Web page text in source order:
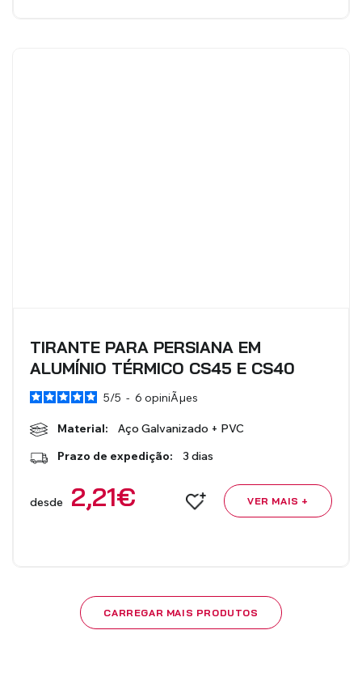
TIRANTE PARA PERSIANA EM
ALUMÍNIO TÉRMICO CS45 E CS40
5/5 - 6 opiniÃµes
Material:
Aço Galvanizado + PVC
Prazo de expedição:
3 dias
desde 2,21€ VER MAIS +
CARREGAR MAIS PRODUTOS